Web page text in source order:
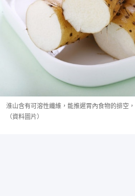
淮山含有可溶性纖維，能推遲胃內食物的排空
（資料圖片）